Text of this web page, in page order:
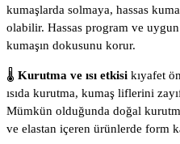
kumaşlarda solmaya, hassas
olabilir. Hassas program ve
kumaşın dokusunu korur.
🌡️ Kurutma ve ısı etkisi kıyafet
ısıda kurutma, kumaş liflerini
Mümkün olduğunda doğal
ve elastan içeren ürünlerde form